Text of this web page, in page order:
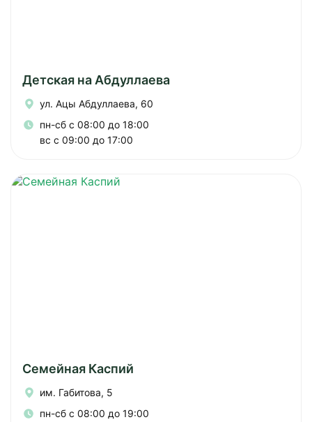
Детская на Абдуллаева
ул. Ацы Абдуллаева, 60
пн-сб с 08:00 до 18:00
вс с 09:00 до 17:00
Семейная Каспий
им. Габитова, 5
пн-сб с 08:00 до 19:00